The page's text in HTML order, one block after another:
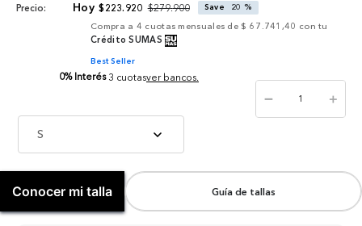
Precio: $223. 920 $279.900 Save 20 %
Compra a 4 cuotas mensuales de $ 67.741,40 con tu
Crédito SUMAS
Best Seller
0% Interés 3 cuotasver bancos.
S
＋
－
Conocer mi talla Guía de tallas